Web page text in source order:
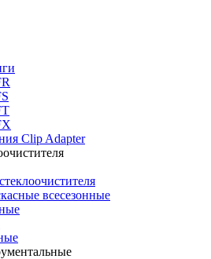
Clip Adapter
всесезонные